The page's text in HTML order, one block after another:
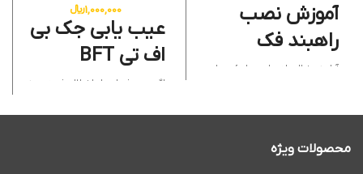
آموزش نصب
راهبند فک
آیا به دنبال راه حلی مطمئن برای
با افتخار، متخصصآموزش نصب
هوشمندانه برای پارکینگ ها،
1,000,000﷼
عیب یابی جک بی
اف تی BFT
اگر درب شما دچار اختلال شده و به
دسترسی به قطعات اصلی، مشکل
محصولات ویژه